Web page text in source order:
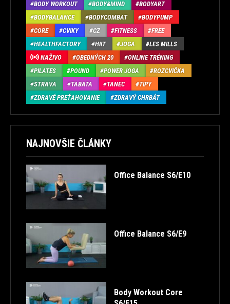
BODY WORKOUT BODY&MIND
BODYART
BODYBALANCE
BODYCOMBAT
BODYPUMP
CORE
CVIKY CZ FITNESS
FREE
HEALTHFACTORY
HIIT JOGA
LES MILLS
NAŽIVO
OBEDNÝCH 20
ONLINE TRÉNING
PILATES
POUND POWER JOGA
ROZCVIČKA
STRAVA
TABATA TANEC
TIPY
ZDRAVÉ PREŤAHOVANIE
ZDRAVÝ CHRBÁT
NAJNOVŠIE ČLÁNKY
Office Balance S6/E10
Office Balance S6/E9
Body Workout Core